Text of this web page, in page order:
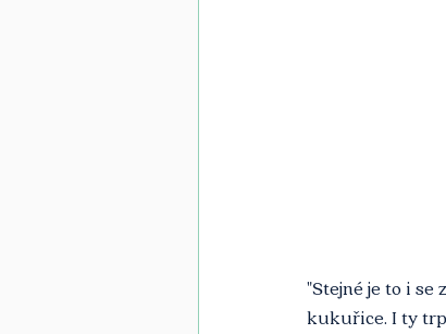
"Stejné je to i
kukuřice. I ty